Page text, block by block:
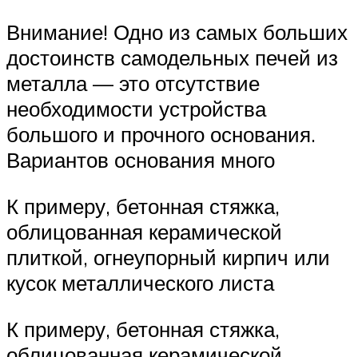
Внимание! Одно из самых больших
достоинств самодельных печей из
металла — это отсутствие
необходимости устройства
большого и прочного основания.
Вариантов основания много
К примеру, бетонная стяжка,
облицованная керамической
плиткой, огнеупорный кирпич или
кусок металлического листа
К примеру, бетонная стяжка,